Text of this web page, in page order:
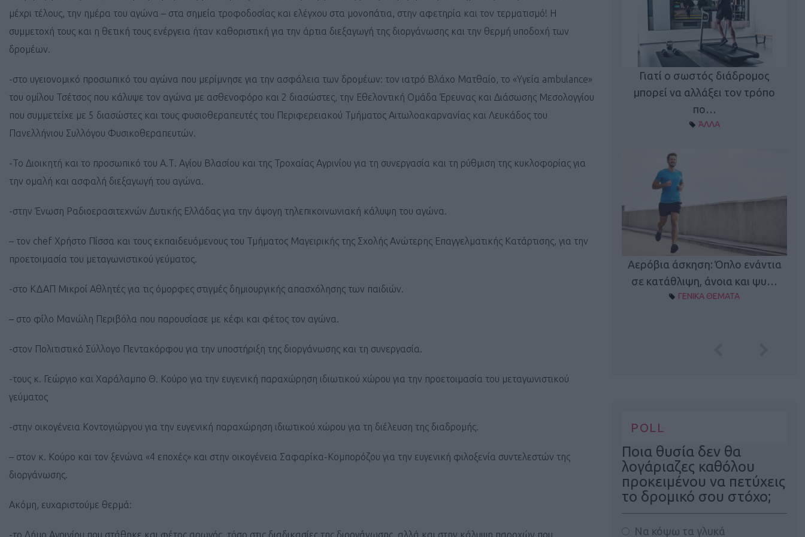
μέχρι τέλους, την ημέρα του αγώνα – στα σημεία τροφοδοσίας και ελέγχου στα μονοπάτια, στην αφετηρία και τον τερματισμό! Η
συμμετοχή τους και η θετική τους ενέργεια ήταν καθοριστική για την άρτια διεξαγωγή της διοργάνωσης και την θερμή υποδοχή των
δρομέων.
-στο υγειονομικό προσωπικό του αγώνα που μερίμνησε για την ασφάλεια των δρομέων: τον ιατρό Βλάχο Ματθαίο, το «Υγεία ambulance»
του ομίλου Τσέτσος που κάλυψε τον αγώνα με ασθενοφόρο και 2 διασώστες, την Εθελοντική Ομάδα Έρευνας και Διάσωσης Μεσολογγίου
που συμμετείχε με 5 διασώστες και τους φυσιοθεραπευτές του Περιφερειακού Τμήματος Αιτωλοακαρνανίας και Λευκάδος του
Πανελλήνιου Συλλόγου Φυσικοθεραπευτών.
-Το Διοικητή και το προσωπικό του Α.Τ. Αγίου Βλασίου και της Τροχαίας Αγρινίου για τη συνεργασία και τη ρύθμιση της κυκλοφορίας για
την ομαλή και ασφαλή διεξαγωγή του αγώνα.
-στην Ένωση Ραδιοερασιτεχνών Δυτικής Ελλάδας για την άψογη τηλεπικοινωνιακή κάλυψη του αγώνα.
– τον chef Χρήστο Πίσσα και τους εκπαιδευόμενους του Τμήματος Μαγειρικής της Σχολής Ανώτερης Επαγγελματικής Κατάρτισης, για την
προετοιμασία του μεταγωνιστικού γεύματος.
-στο ΚΔΑΠ Μικροί Αθλητές για τις όμορφες στιγμές δημιουργικής απασχόλησης των παιδιών.
– στο φίλο Μανώλη Περιβόλα που παρουσίασε με κέφι και φέτος τον αγώνα.
-στον Πολιτιστικό Σύλλογο Πεντακόρφου για την υποστήριξη της διοργάνωσης και τη συνεργασία.
-τους κ. Γεώργιο και Χαράλαμπο Θ. Κούρο για την ευγενική παραχώρηση ιδιωτικού χώρου για την προετοιμασία του μεταγωνιστικού
γεύματος
-στην οικογένεια Κοντογιώργου για την ευγενική παραχώρηση ιδιωτικού χώρου για τη διέλευση της διαδρομής.
– στον κ. Κούρο και τον ξενώνα «4 εποχές» και στην οικογένεια Σαφαρίκα-Κομπορόζου για την ευγενική φιλοξενία συντελεστών της
διοργάνωσης.
Ακόμη, ευχαριστούμε θερμά:
-το Δήμο Αγρινίου που στάθηκε και φέτος αρωγός, τόσο στις διαδικασίες της διοργάνωσης, αλλά και στην κάλυψη παροχών που
ΓΕΝΙΚΑ ΘΕΜΑΤΑ
New Year Resolutions: Η άσκηση
Γιατί ο σωστός διάδρομος
μπορεί να αλλάξει τον τρόπο
πο…
ΆΛΛΑ
Αερόβια άσκηση: Όπλο ενάντια
σε κατάθλιψη, άνοια και ψυ…
ΓΕΝΙΚΑ ΘΕΜΑΤΑ
POLL
Ποια θυσία δεν θα
λογάριαζες καθόλου
προκειμένου να πετύχεις
το δρομικό σου στόχο;
Να κόψω τα γλυκά